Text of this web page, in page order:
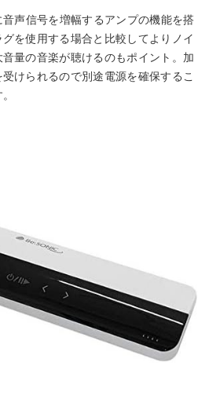
声信号を増幅するアンプの機能を搭
を使用する場合と比較してよりノイ
量の音楽が聴けるのもポイント。加
けられるので別途電源を確保するこ